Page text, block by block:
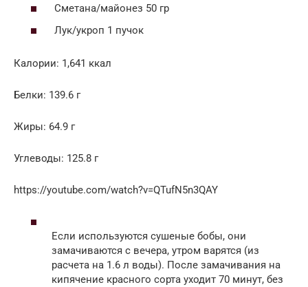
Сметана/майонез 50 гр
Лук/укроп 1 пучок
Калории: 1,641 ккал
Белки: 139.6 г
Жиры: 64.9 г
Углеводы: 125.8 г
https://youtube.com/watch?v=QTufN5n3QAY
Если используются сушеные бобы, они
замачиваются с вечера, утром варятся (из
расчета на 1.6 л воды). После замачивания на
кипячение красного сорта уходит 70 минут, без